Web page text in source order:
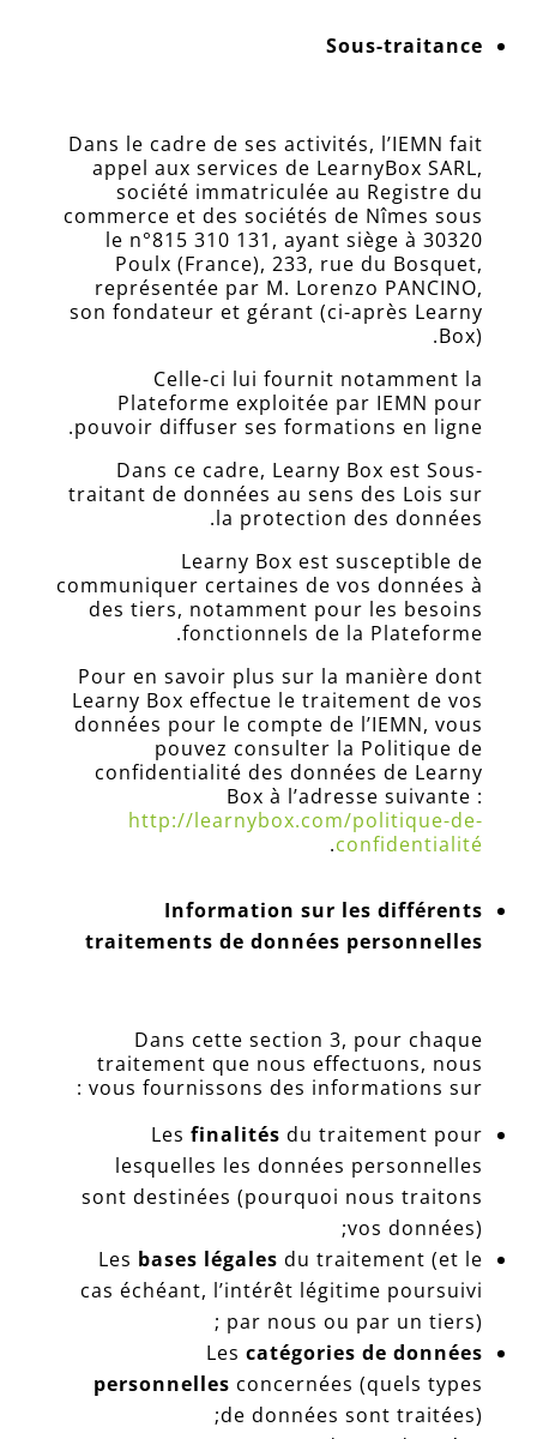
Sous-traitance
Dans le cadre de ses activités, l’IEMN fait
appel aux services de LearnyBox SARL,
société immatriculée au Registre du
commerce et des sociétés de Nîmes sous
le n°815 310 131, ayant siège à 30320
Poulx (France), 233, rue du Bosquet,
représentée par M. Lorenzo PANCINO,
son fondateur et gérant (ci-après Learny
Box).
Celle-ci lui fournit notamment la
Plateforme exploitée par IEMN pour
pouvoir diffuser ses formations en ligne.
Dans ce cadre, Learny Box est Sous-
traitant de données au sens des Lois sur
la protection des données.
Learny Box est susceptible de
communiquer certaines de vos données à
des tiers, notamment pour les besoins
fonctionnels de la Plateforme.
Pour en savoir plus sur la manière dont
Learny Box effectue le traitement de vos
données pour le compte de l’IEMN, vous
pouvez consulter la Politique de
confidentialité des données de Learny
Box à l’adresse suivante :
http://learnybox.com/politique-de-
confidentialité
.
Information sur les différents
traitements de données personnelles
Dans cette section 3, pour chaque
traitement que nous effectuons, nous
vous fournissons des informations sur :
Lesfinalités du traitement pour
lesquelles les données personnelles
sont destinées (pourquoi nous traitons
vos données);
Les bases légales du traitement (et le
cas échéant, l’intérêt légitime poursuivi
par nous ou par un tiers) ;
Lescatégories de données
personnelles concernées (quels types
de données sont traitées);